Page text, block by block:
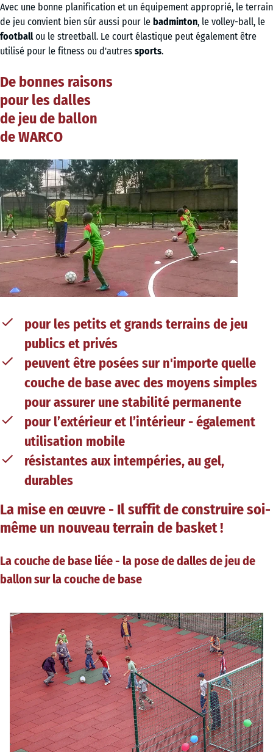
Avec une bonne planification et un équipement approprié, le terrain
de jeu convient bien sûr aussi pour le badminton, le volley-ball, le
football ou le streetball. Le court élastique peut également être
utilisé pour le fitness ou d'autres sports.
De bonnes raisons
pour les dalles
de jeu de ballon
de WARCO
pour les petits et grands terrains de jeu
publics et privés
peuvent être posées sur n'importe quelle
couche de base avec des moyens simples
pour assurer une stabilité permanente
pour l’extérieur et l’intérieur - également
utilisation mobile
résistantes aux intempéries, au gel,
durables
La mise en œuvre - Il suffit de construire soi-
même un nouveau terrain de basket !
La couche de base liée - la pose de dalles de jeu de
ballon sur la couche de base